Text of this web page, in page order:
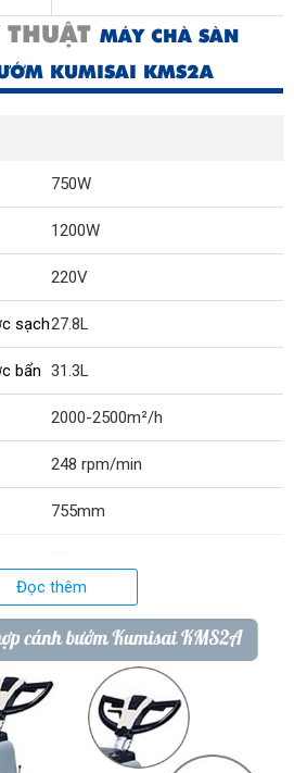
MÁY CHÀ SÀN
KUMISAI KMS2A
750W
1200W
220V
sạch27.8L
bẩn 31.3L
2000-2500m²/h
248 rpm/min
755mm
455mm
18m
965 x 615 x 1020mm
Đọc thêm